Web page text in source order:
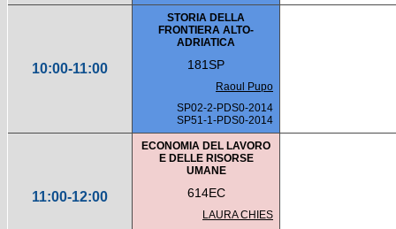
10:00-11:00
STORIA DELLA
FRONTIERA ALTO-
ADRIATICA
181SP
Raoul Pupo
SP02-2-PDS0-2014
SP51-1-PDS0-2014
11:00-12:00
ECONOMIA DEL LAVORO
E DELLE RISORSE
UMANE
614EC
LAURA CHIES